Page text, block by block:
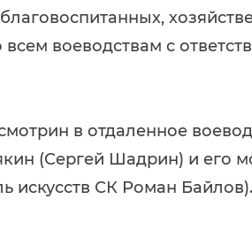
всем воеводствам с
в отдаленное
(Сергей Шадрин) и его
искусств СК Роман Байлов).